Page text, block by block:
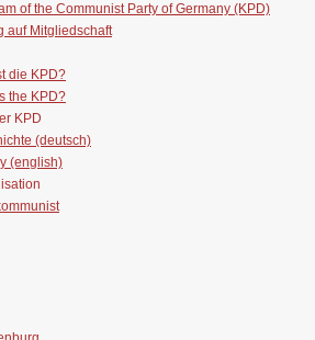
of the Communist Party of Germany (KPD)
auf Mitgliedschaft
die KPD?
the KPD?
KPD
(deutsch)
(english)